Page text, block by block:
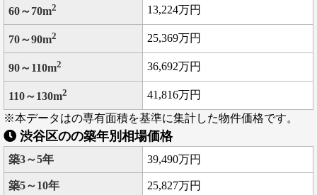
60～70m2 13,224万円
70～90m2 25,369万円
90～110m2 36,692万円
110～130m2
41,816万円
※本データはの専有面積を基準に集計した物件価格です。
渋谷区のの築年別相場価格
築3～5年 39,490万円
築5～10年 25,827万円